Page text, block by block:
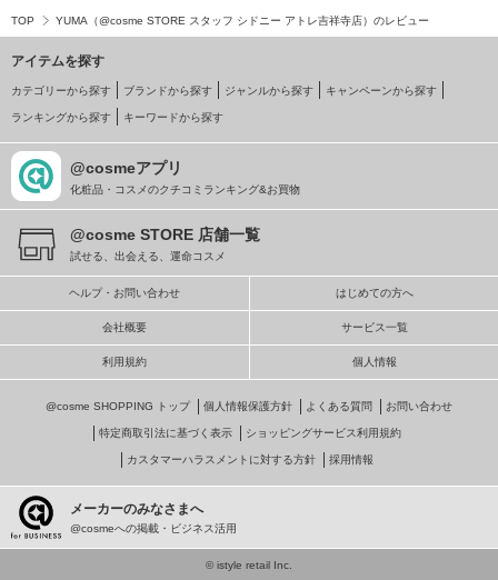
TOP YUMA（@cosme STORE スタッフ シドニー アトレ吉祥寺店）のレビュー
アイテムを探す
カテゴリーから探す ブランドから探す ジャンルから探す キャンペーンから探す
ランキングから探す キーワードから探す
@cosmeアプリ
化粧品・コスメのクチコミランキング&お買物
@cosme STORE 店舗一覧
試せる、出会える、運命コスメ
ヘルプ・お問い合わせ はじめての方へ
会社概要 サービス一覧
利用規約 個人情報
@cosme SHOPPING トップ 個人情報保護方針 よくある質問 お問い合わせ
特定商取引法に基づく表示 ショッピングサービス利用規約
カスタマーハラスメントに対する方針 採用情報
メーカーのみなさまへ
@cosmeへの掲載・ビジネス活用
© istyle retail Inc.